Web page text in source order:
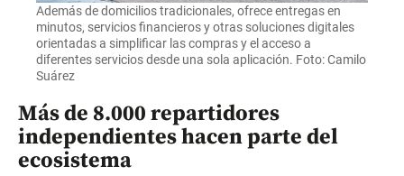
Además de domicilios tradicionales, ofrece entregas en
minutos, servicios financieros y otras soluciones digitales
orientadas a simplificar las compras y el acceso a
diferentes servicios desde una sola aplicación. Foto: Camilo
Suárez
Más de 8.000 repartidores
independientes hacen parte del
ecosistema